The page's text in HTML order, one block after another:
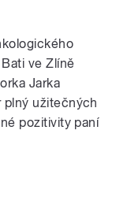
ve Zlíně
Jarka
plný užitečných
pozitivity paní